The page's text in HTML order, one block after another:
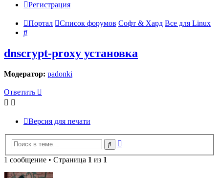
Регистрация
Портал Список форумов Софт & Хард Все для Linux
Поиск
dnscrypt-proxy установка
Модератор: padonki
Ответить
Версия для печати
Поиск
1 сообщение • Страница 1 из 1